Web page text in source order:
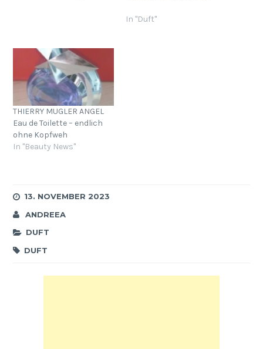
Eine Holzlatte, die seitlich
In "Duft"
THIERRY MUGLER ANGEL
Eau de Toilette – endlich
ohne Kopfweh
In "Beauty News"
13. NOVEMBER 2023
ANDREEA
DUFT
DUFT